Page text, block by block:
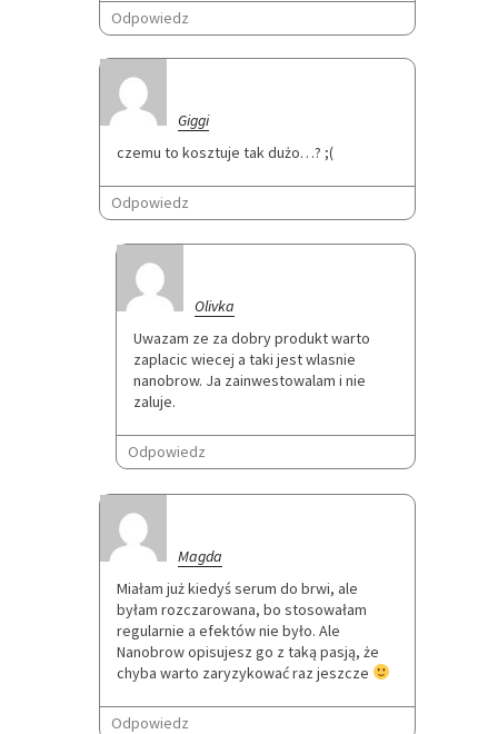
Odpowiedz
Giggi
czemu to kosztuje tak dużo…? ;(
Odpowiedz
Olivka
Uwazam ze za dobry produkt warto
zaplacic wiecej a taki jest wlasnie
nanobrow. Ja zainwestowalam i nie
zaluje.
Odpowiedz
Magda
Miałam już kiedyś serum do brwi, ale
byłam rozczarowana, bo stosowałam
regularnie a efektów nie było. Ale
Nanobrow opisujesz go z taką pasją, że
chyba warto zaryzykować raz jeszcze
Odpowiedz